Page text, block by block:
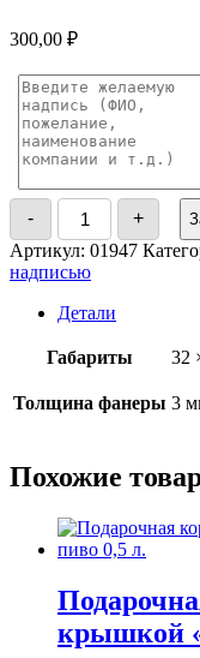
300,00 ₽
-
Количество
товара
Подарочная
коробка
под
пиво
"УАЗ
Под
0,45
л.
+
Артикул: 01947
надписью
Детали
Габариты 32
Толщина фанеры 3
Похожие
крышкой